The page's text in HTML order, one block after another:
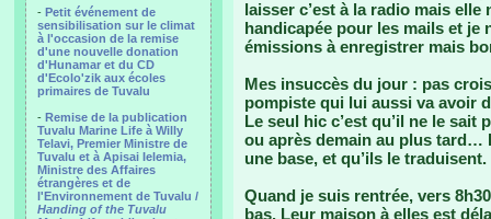
- Petit événement de
sensibilisation sur le climat
à l'occasion de la remise
d'une nouvelle donation
d'Hunamar et du CD
d'Ecolo'zik aux écoles
primaires de Tuvalu
- Remise de la publication
Tuvalu Marine Life à Willy
Telavi, Premier Ministre de
Tuvalu et à Apisai Ielemia,
Ministre des Affaires
étrangères et de
l'Environnement de Tuvalu /
Handing of the Tuvalu
laisser c’est à la radio mais elle
handicapée pour les mails et je
émissions à enregistrer mais
Mes insuccès du jour : pas
pompiste qui lui aussi va avoir
Le seul hic c’est qu’il ne le sait
ou après demain au plus tard…
une base, et qu’ils le traduisent.
Quand je suis rentrée, vers
bas. Leur maison à elles est